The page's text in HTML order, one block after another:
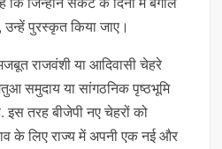
कि जिन्होंने संकट के दिनों में बंगाल
उन्हें पुरस्कृत किया जाए।
राजवंशी या आदिवासी चेहरे
समुदाय या सांगठनिक पृष्ठभूमि
तरह बीजेपी नए चेहरों को
के लिए राज्य में अपनी एक नई और